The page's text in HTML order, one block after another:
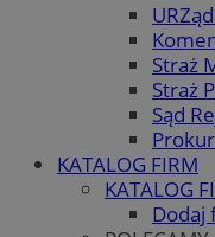
Straż
Straż
Sąd
KATALOG FIRM
KATALOG
Dodaj